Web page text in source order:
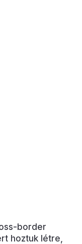
border
hoztuk létre,